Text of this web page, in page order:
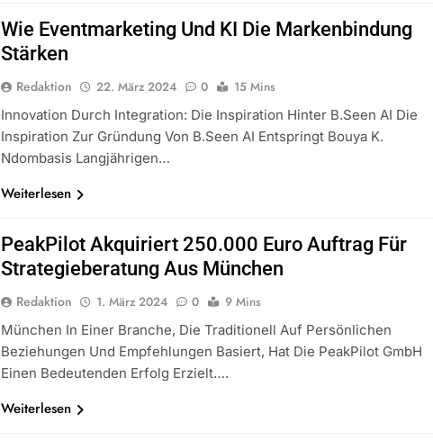
Wie Eventmarketing Und KI Die Markenbindung
Stärken
Redaktion 22. März 2024 0
15 Mins
Innovation Durch Integration: Die Inspiration Hinter B.seen AI Die
Inspiration Zur Gründung Von B.seen AI Entspringt Bouya K.
Ndombasis Langjährigen…
Weiterlesen
PeakPilot Akquiriert 250.000 Euro Auftrag Für
Strategieberatung Aus München
Redaktion 1. März 2024 0
9 Mins
München In Einer Branche, Die Traditionell Auf Persönlichen
Beziehungen Und Empfehlungen Basiert, Hat Die PeakPilot GmbH
Einen Bedeutenden Erfolg Erzielt….
Weiterlesen